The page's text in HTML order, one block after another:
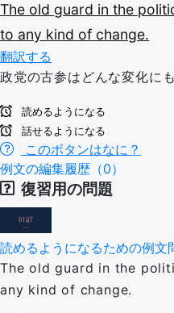
The old guard in the
to any kind of change.
翻訳する
政党の古参はどんな変化に
読めるようになる
話せるようになる
このボタンはなに？
例文の編集履歴（0）
復習用の問題
読めるようになるための例文
The old guard in the
any kind of change.